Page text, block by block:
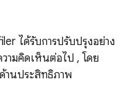
ได้รับการปรับปรุงอย่าง
วามคิดเห็นต่อไป , โดย
นประสิทธิภาพ